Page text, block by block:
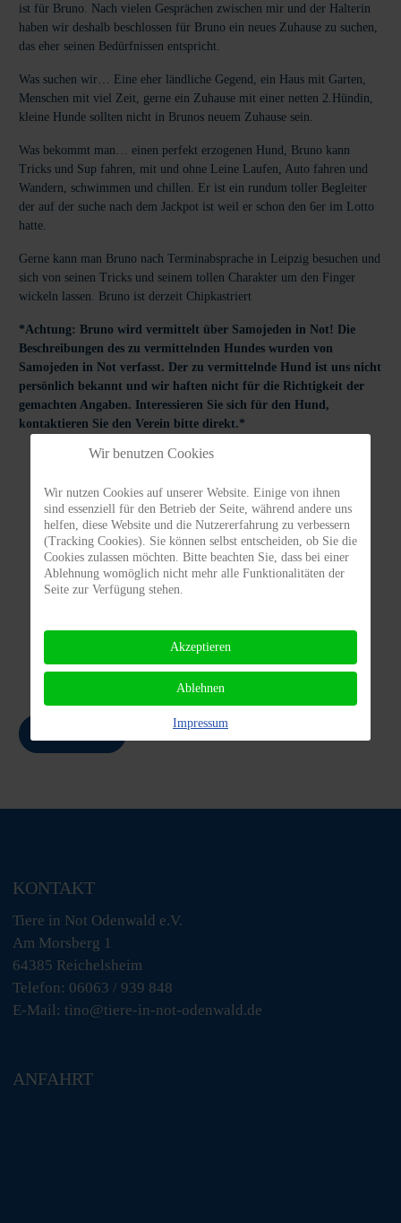
ist für Bruno. Nach vielen Gesprächen zwischen mir und der Halterin
haben wir deshalb beschlossen für Bruno ein neues Zuhause zu suchen,
das eher seinen Bedürfnissen entspricht.
Was suchen wir… Eine eher ländliche Gegend, ein Haus mit Garten,
Menschen mit viel Zeit, gerne ein Zuhause mit einer netten 2.Hündin,
kleine Hunde sollten nicht in Brunos neuem Zuhause sein.
Was bekommt man… einen perfekt erzogenen Hund, Bruno kann
Tricks und Sup fahren, mit und ohne Leine Laufen, Auto fahren und
Wandern, schwimmen und chillen. Er ist ein rundum toller Begleiter
der auf der suche nach dem Jackpot ist weil er schon den 6er im Lotto
hatte.
Gerne kann man Bruno nach Terminabsprache in Leipzig besuchen und
sich von seinen Tricks und seinem tollen Charakter um den Finger
wickeln lassen. Bruno ist derzeit Chipkastriert
*Achtung: Bruno wird vermittelt über Samojeden in Not! Die
Beschreibungen des zu vermittelnden Hundes wurden von
Samojeden in Not verfasst. Der zu vermittelnde Hund ist uns nicht
persönlich bekannt und wir haften nicht für die Richtigkeit der
gemachten Angaben. Interessieren Sie sich für den Hund,
kontaktieren Sie den Verein bitte direkt.*
Vermittlungs
ABC
Tierhalter
Infos
KONTAKT
Tiere in Not Odenwald e.V.
Am Morsberg 1
64385 Reichelsheim
Telefon: 06063 / 939 848
E-Mail: tino@tiere-in-not-odenwald.de
ANFAHRT
Wir benutzen Cookies
Wir nutzen Cookies auf unserer Website. Einige von ihnen
sind essenziell für den Betrieb der Seite, während andere uns
helfen, diese Website und die Nutzererfahrung zu verbessern
(Tracking Cookies). Sie können selbst entscheiden, ob Sie die
Cookies zulassen möchten. Bitte beachten Sie, dass bei einer
Ablehnung womöglich nicht mehr alle Funktionalitäten der
Seite zur Verfügung stehen.
Akzeptieren
Ablehnen
Impressum